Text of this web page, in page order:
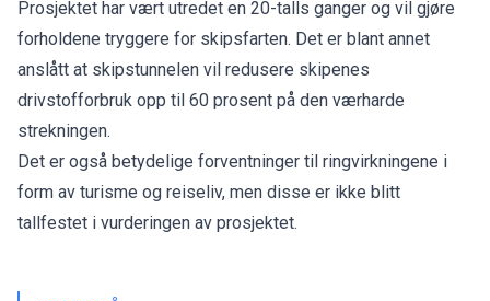
Prosjektet har vært utredet en 20-talls ganger og vil gjøre
forholdene tryggere for skipsfarten. Det er blant annet
anslått at skipstunnelen vil redusere skipenes
drivstofforbruk opp til 60 prosent på den værharde
strekningen.
Det er også betydelige forventninger til ringvirkningene i
form av turisme og reiseliv, men disse er ikke blitt
tallfestet i vurderingen av prosjektet.